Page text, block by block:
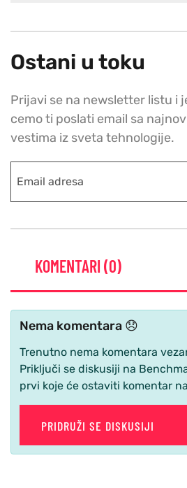
Ostani u toku
Prijavi se na newsletter listu i
cemo ti poslati email sa
vestima iz sveta tehnologije.
KOMENTARI (0)
Nema komentara 😞
Trenutno nema komentara
Priključi se diskusiji na
prvi koje će ostaviti komentar
PRIDRUŽI SE DISKUSIJI